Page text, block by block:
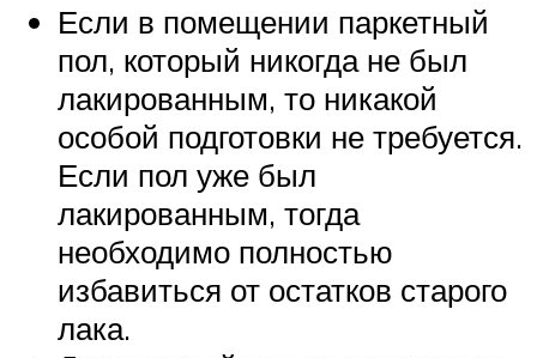
Если в помещении паркетный
пол, который никогда не был
лакированным, то никакой
особой подготовки не требуется.
Если пол уже был
лакированным, тогда
необходимо полностью
избавиться от остатков старого
лака.